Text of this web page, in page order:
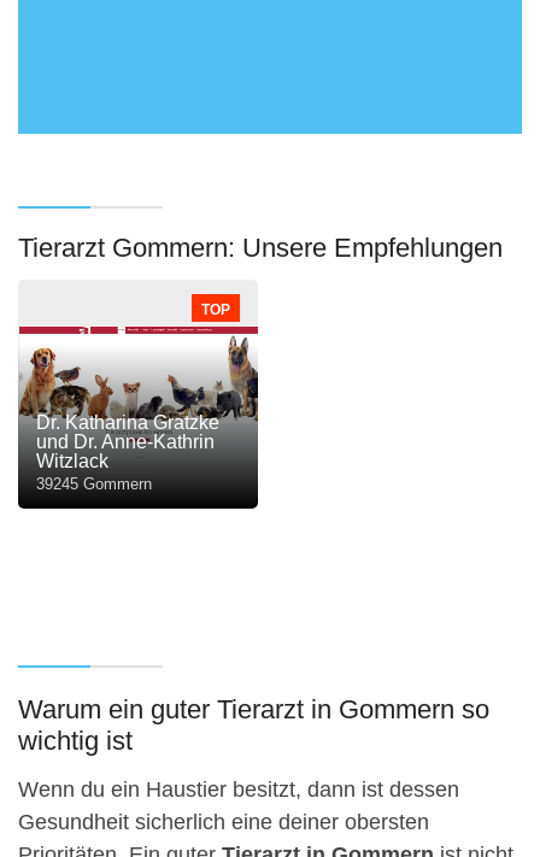
Tierarzt Gommern: Unsere Empfehlungen
TOP
Dr. Katharina Gratzke
und Dr. Anne-Kathrin
Witzlack
39245 Gommern
Warum ein guter Tierarzt in Gommern so
wichtig ist
Wenn du ein Haustier besitzt, dann ist dessen
Gesundheit sicherlich eine deiner obersten